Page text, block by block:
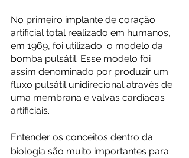
No primeiro implante de coração
artificial total realizado em humanos,
em 1969, foi utilizado  o modelo da
bomba pulsátil. Esse modelo foi
assim denominado por produzir um
fluxo pulsátil unidirecional através de
uma membrana e valvas cardíacas
artificiais.
Entender os conceitos dentro da
biologia são muito importantes para